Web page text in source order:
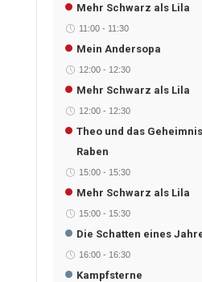
Mehr Schwarz als Lila
11:00- 11:30
Mein Andersopa
12:00- 12:30
Mehr Schwarz als Lila
12:00- 12:30
Theo und das
Raben
15:00- 15:30
Mehr Schwarz als Lila
15:00- 15:30
Die Schatten eines
16:00- 16:30
Kampfsterne